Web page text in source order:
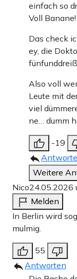
einfach so
Voll Banane!
Das check
ey, die
Also voll
Leute mit
viel
ne… dumm
-19
Weitere
Nico24.05.2026
Melden
In Berlin wird
mulmig.
55
Antworten